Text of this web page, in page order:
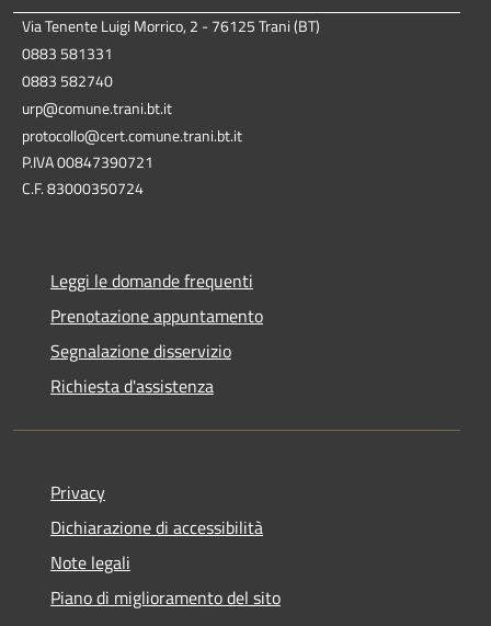
Via Tenente Luigi Morrico, 2 - 76125 Trani (BT)
0883 581331
0883 582740
urp@comune.trani.bt.it
protocollo@cert.comune.trani.bt.it
P.IVA 00847390721
C.F. 83000350724
Leggi le domande frequenti
Prenotazione appuntamento
Segnalazione disservizio
Richiesta d'assistenza
Privacy
Dichiarazione di accessibilità
Note legali
Piano di miglioramento del sito